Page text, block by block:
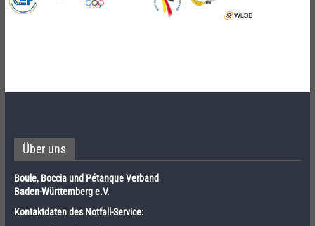
Über uns
Boule, Boccia und Pétanque Verband
Baden-Württemberg e.V.
Kontaktdaten des Notfall-Service: